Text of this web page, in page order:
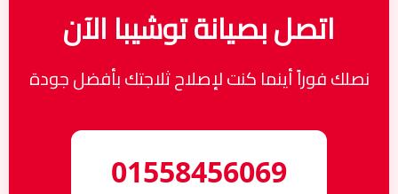
اتصل بصيانة توشيبا الآن
نصلك فوراً أينما كنت لإصلاح ثلاجتك بأفضل جودة
01558456069